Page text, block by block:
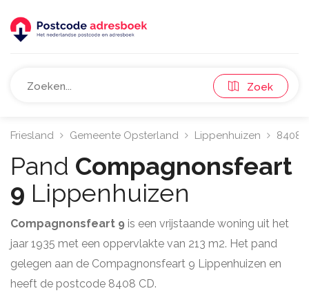
Zoek
Friesland Gemeente Opsterland Lippenhuizen 8408
Pand Compagnonsfeart
9 Lippenhuizen
Compagnonsfeart 9 is een vrijstaande woning uit het
jaar 1935 met een oppervlakte van 213 m2. Het pand
gelegen aan de Compagnonsfeart 9 Lippenhuizen en
heeft de postcode 8408 CD.